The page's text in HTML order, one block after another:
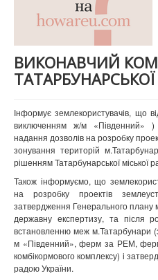
ВИКОНАВЧИЙ
Інформує землекористувачів, що
виключенням ж/м «Південний»
надання дозволів на розробку
зонування територій
рішенням Татарбунарської міської
Також інформуємо, що
на розробку проектів
затвердження Генерального плану
державну експертизу, та після
встановленню меж м.Татарбунари
м «Південний», ферм за РЕМ,
комбікормового комплексу) і
радою України.